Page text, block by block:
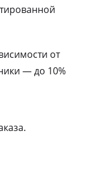
от
— до 10%